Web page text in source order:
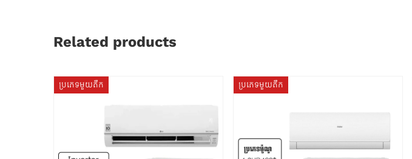
Related products
ប្រភេទមួយតឹក ប្រភេទមួយតឹក